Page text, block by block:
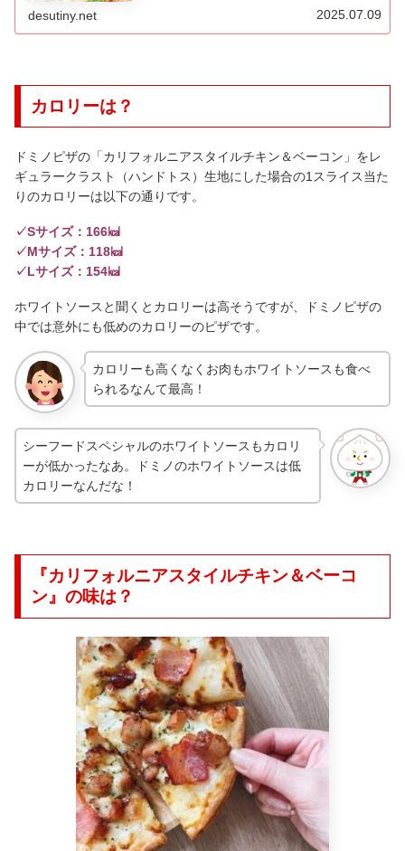
desutiny.net 2025.07.09
カロリーは？
ドミノピザの「カリフォルニアスタイルチキン＆ベーコン」をレ
ギュラークラスト（ハンドトス）生地にした場合の1スライス当た
りのカロリーは以下の通りです。
✓Sサイズ：166㎉
✓Mサイズ：118㎉
✓Lサイズ：154㎉
ホワイトソースと聞くとカロリーは高そうですが、ドミノピザの
中では意外にも低めのカロリーのピザです。
カロリーも高くなくお肉もホワイトソースも食べ
られるなんて最高！
シーフードスペシャルのホワイトソースもカロリ
ーが低かったなあ。ドミノのホワイトソースは低
カロリーなんだな！
『カリフォルニアスタイルチキン＆ベーコ
ン』の味は？